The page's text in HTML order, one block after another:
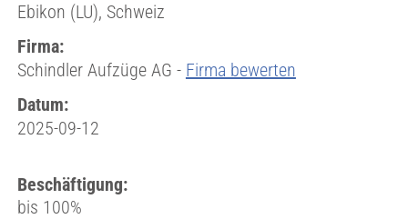
Ebikon (LU), Schweiz
Firma:
Schindler Aufzüge AG - Firma bewerten
Datum:
2025-09-12
Beschäftigung:
bis 100%